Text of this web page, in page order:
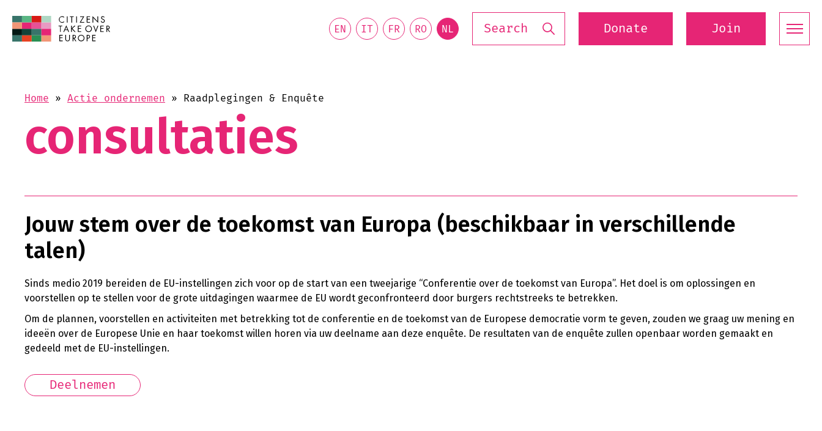
EN IT FR RO NL Donate Join
Home » Actie ondernemen » Raadplegingen & Enquête
consultaties
Jouw stem over de toekomst van Europa (beschikbaar in verschillende
talen)
Sinds medio 2019 bereiden de EU-instellingen zich voor op de start van een tweejarige “Conferentie over de toekomst van Europa”. Het doel is om oplossingen en
voorstellen op te stellen voor de grote uitdagingen waarmee de EU wordt geconfronteerd door burgers rechtstreeks te betrekken.
Om de plannen, voorstellen en activiteiten met betrekking tot de conferentie en de toekomst van de Europese democratie vorm te geven, zouden we graag uw mening en
ideeën over de Europese Unie en haar toekomst willen horen via uw deelname aan deze enquête. De resultaten van de enquête zullen openbaar worden gemaakt en
gedeeld met de EU-instellingen.
Deelnemen